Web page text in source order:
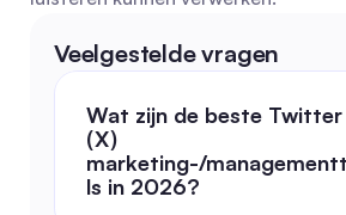
Veelgestelde vragen
Wat zijn de beste Twitter
(X)
marketing-/
ls in 2026?